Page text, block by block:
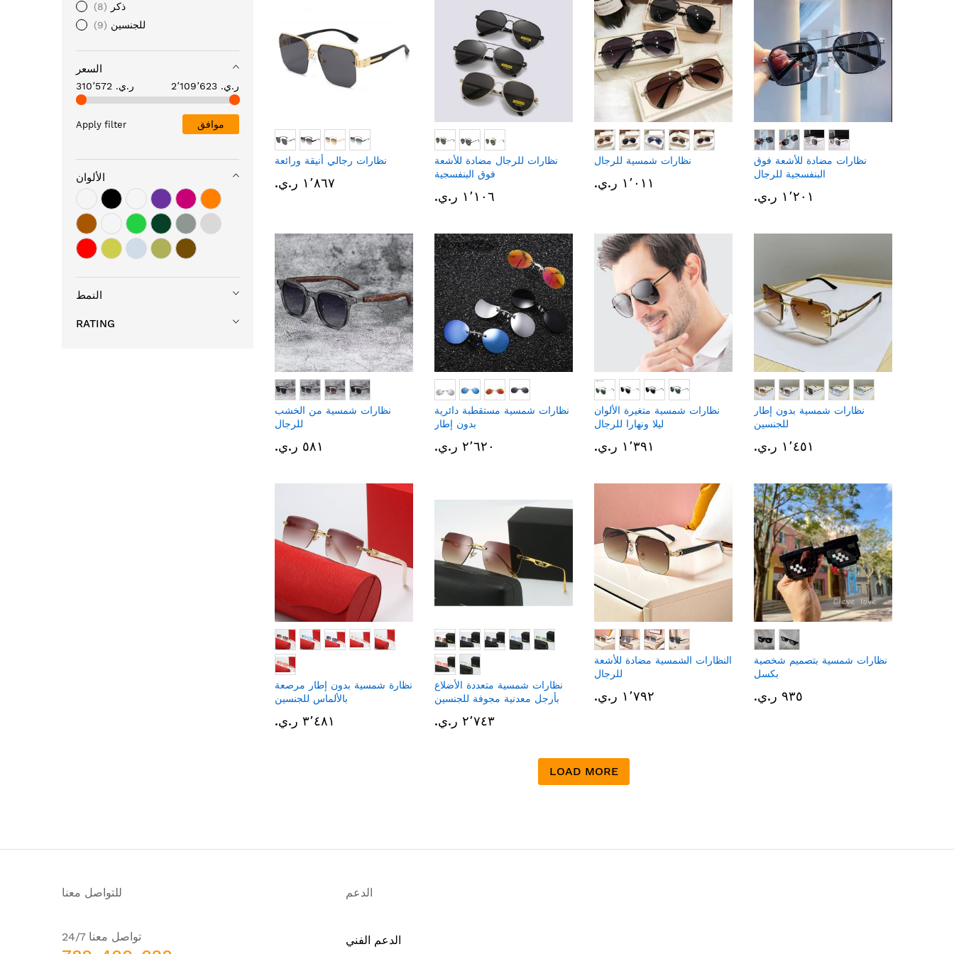
نظارات رجالي أنيقة ورائعة
١٬٨٦٧ ر.ي.‏
نظارات للرجال مضادة للأشعة
فوق البنفسجية
١٬١٠٦ ر.ي.‏
نظارات شمسية للرجال
١٬٠١١ ر.ي.‏
نظارات مضادة للأشعة فوق
البنفسجية للرجال
١٬٢٠١ ر.ي.‏
نظارات شمسية من الخشب
للرجال
٥٨١ ر.ي.‏
نظارات شمسية مستقطبة دائرية
بدون إطار
٢٬٦٢٠ ر.ي.‏
نظارات شمسية متغيرة الألوان
ليلا ونهارا للرجال
١٬٣٩١ ر.ي.‏
نظارات شمسية بدون إطار
للجنسين
١٬٤٥١ ر.ي.‏
نظارة شمسية بدون إطار مرصعة
بالألماس للجنسين
٣٬٤٨١ ر.ي.‏
نظارات شمسية متعددة الأضلاع
بأرجل معدنية مجوفة للجنسين
٢٬٧٤٣ ر.ي.‏
النظارات الشمسية مضادة للأشعة
للرجال
١٬٧٩٢ ر.ي.‏
نظارات شمسية بتصميم شخصية
بكسل
٩٣٥ ر.ي.‏
LOAD MORE
ذكر
8
للجنسين
9
السعر
310٬572 ر.ي.‏ 2٬109٬623 ر.ي.‏
Apply filter موافق
الألوان
النمط
RATING
للتواصل معنا
تواصل معنا 24/7
الدعم
الدعم الفني